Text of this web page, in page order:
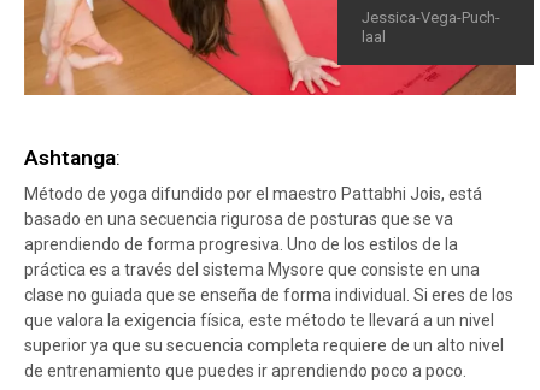
Jessica-Vega-Puch-
laal
Ashtanga:
Método de yoga difundido por el maestro Pattabhi Jois, está
basado en una secuencia rigurosa de posturas que se va
aprendiendo de forma progresiva. Uno de los estilos de la
práctica es a través del sistema Mysore que consiste en una
clase no guiada que se enseña de forma individual. Si eres de los
que valora la exigencia física, este método te llevará a un nivel
superior ya que su secuencia completa requiere de un alto nivel
de entrenamiento que puedes ir aprendiendo poco a poco.